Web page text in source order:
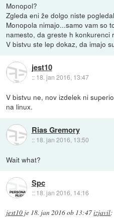
Monopol?
Zgleda eni že dolgo niste
Monopola nimajo...samo vam so
namesto, da greste h konkurenci
V bistvu ste lep dokaz, da imajo
jest10
:: 18. jan 2016, 13:47
V bistvu ne, nov izdelek ni
na linux.
Rias Gremory
:: 18. jan 2016, 13:50
Wait what?
Spc
:: 18. jan 2016, 14:16
jest10 je 18. jan 2016 ob 13:47izjavil: